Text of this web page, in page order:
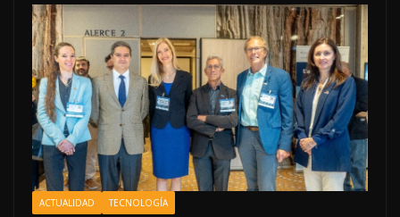
ACTUALIDAD TECNOLOGÍA